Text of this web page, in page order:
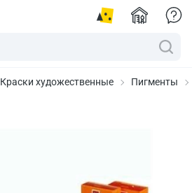
Краски художественные Пигменты